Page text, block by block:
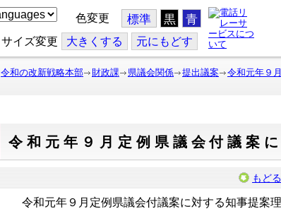
色変更 標準 黒 青
サイズ変更 大きくする 元にもどす
令和の改新戦略本部 財政課 県議会関係 提出議案 令和元年９
令和元年９月定例県議会付議案
もどる
令和元年９月定例県議会付議案に対する知事提案